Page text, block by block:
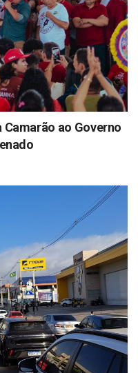
ao Governo